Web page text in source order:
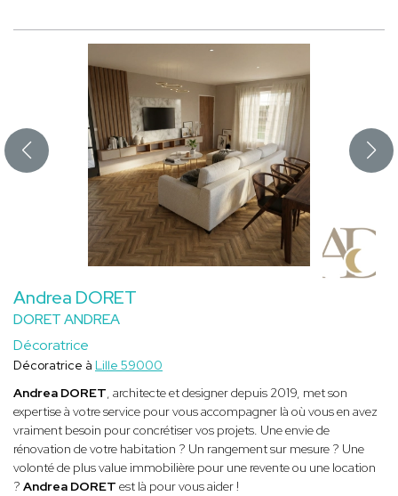
Andrea DORET
DORET ANDREA
Décoratrice
Décoratrice à Lille 59000
Andrea DORET, architecte et designer depuis 2019, met son
expertise à votre service pour vous accompagner là où vous en avez
vraiment besoin pour concrétiser vos projets. Une envie de
rénovation de votre habitation ? Un rangement sur mesure ? Une
volonté de plus value immobilière pour une revente ou une location
? Andrea DORET est là pour vous aider !